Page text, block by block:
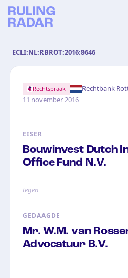
ECLI:NL:RBROT:2016:8646
Rechtspraak Rechtbank
11 november 2016
EISER
Bouwinvest Dutch
Office Fund N.V.
tegen
GEDAAGDE
Mr. W.M. van
Advocatuur B.V.